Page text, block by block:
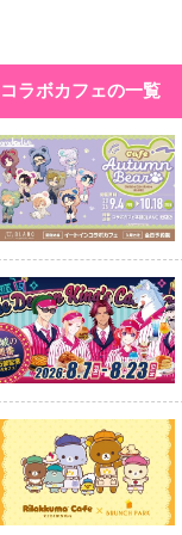
コラボカフェの一覧